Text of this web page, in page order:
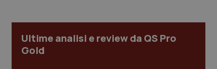
Ultime analisi e review da QS Pro
Gold